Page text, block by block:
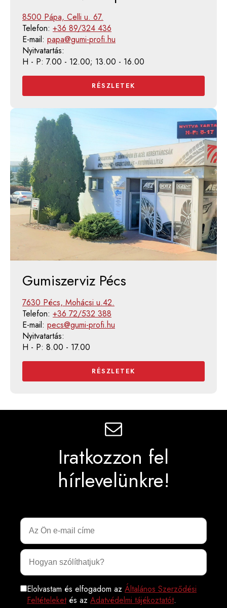
8500 Pápa, Celli u. 67.
Telefon: +36 89/324 436
E-mail: papa@gumi-profi.hu
Nyitvatartás:
H - P: 7.00 - 12.00; 13.00 - 16.00
RÉSZLETEK
Gumiszerviz Pécs
7630 Pécs, Mohácsi u.42.
Telefon: +36 72/532 388
E-mail: pecs@gumi-profi.hu
Nyitvatartás:
H - P: 8.00 - 17.00
RÉSZLETEK
Iratkozzon fel
hírlevelünkre!
Elolvastam és elfogadom az Általános Szerződési
Feltételeketés az Adatvédelmi tájékoztatót.